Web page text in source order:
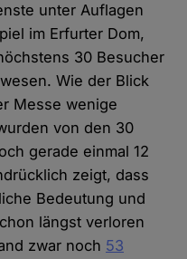
unter Auflagen
im Erfurter Dom,
30 Besucher
Wie der Blick
Messe wenige
von den 30
gerade einmal 12
zeigt, dass
Bedeutung und
längst verloren
zwar noch 53